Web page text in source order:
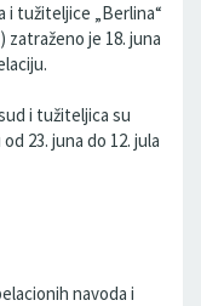
i tužiteljice „Berlina“
je 18. juna
i tužiteljica su
23. juna do 12. jula
navoda i